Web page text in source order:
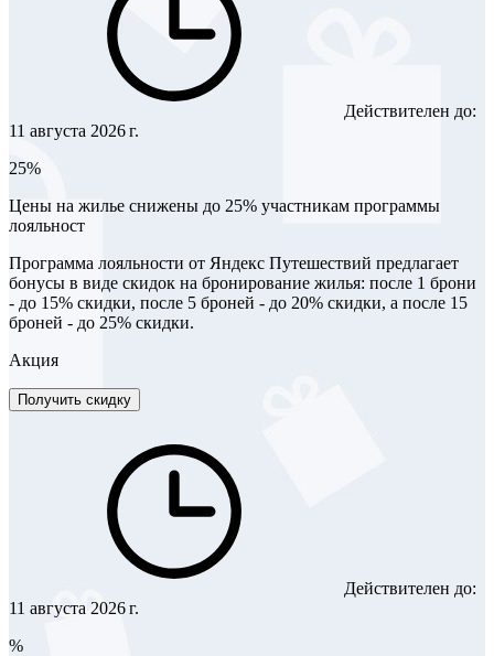
Действителен до:
11 августа 2026 г.
25%
Цены на жилье снижены до 25% участникам программы
лояльност
Программа лояльности от Яндекс Путешествий предлагает
бонусы в виде скидок на бронирование жилья: после 1 брони
- до 15% скидки, после 5 броней - до 20% скидки, а после 15
броней - до 25% скидки.
Акция
Получить скидку
Действителен до:
11 августа 2026 г.
%